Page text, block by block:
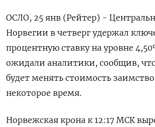
ОСЛО, 25 янв (Рейтер) -
Норвегии в четверг удержал
процентную ставку на уровне
ожидали аналитики, сообщив,
будет менять стоимость
некоторое время.
Норвежская крона к 12:17 МСК